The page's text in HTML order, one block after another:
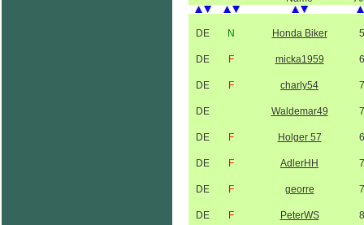
DE N Honda Biker
DE F micka1959
DE F charly54
DE Waldemar49
DE F Holger 57
DE F AdlerHH
DE F georre
DE F PeterWS